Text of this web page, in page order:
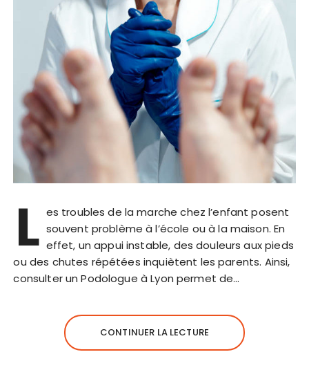
L es troubles de la marche chez l’enfant posent
souvent problème à l’école ou à la maison. En
effet, un appui instable, des douleurs aux pieds
ou des chutes répétées inquiètent les parents. Ainsi,
consulter un Podologue à Lyon permet de…
CONTINUER LA LECTURE